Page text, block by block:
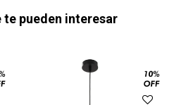
pueden interesar